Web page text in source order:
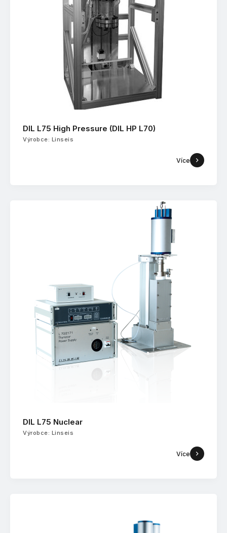
DIL L75 High Pressure (DIL HP L70)
Výrobce: Linseis
Více
DIL L75 Nuclear
Výrobce: Linseis
Více